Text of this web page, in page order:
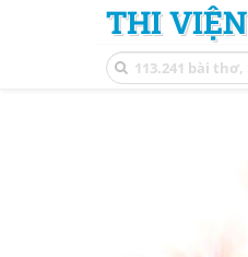
THI VIỆN